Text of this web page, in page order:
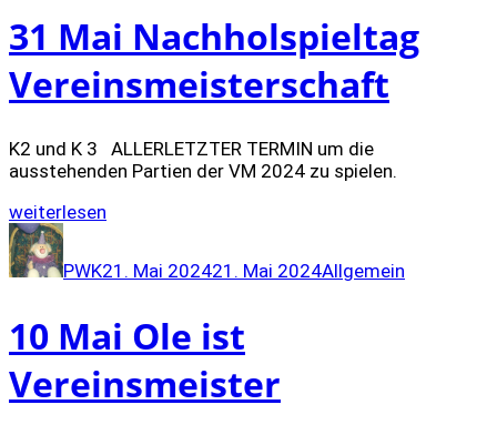
Juni“
31 Mai Nachholspieltag
Vereinsmeisterschaft
K2 und K 3 ALLERLETZTER TERMIN um die
ausstehenden Partien der VM 2024 zu spielen.
„31
Mai
Nachholspieltag
Vereinsmeisterschaft“
weiterlesen
Autor
PWK21. Mai 202421. Mai 2024Allgemein
10 Mai Ole ist
Vereinsmeister